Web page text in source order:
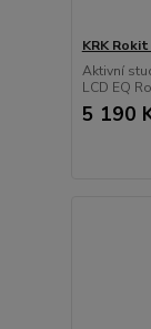
KRK
Aktivní
LCD EQ
5 190